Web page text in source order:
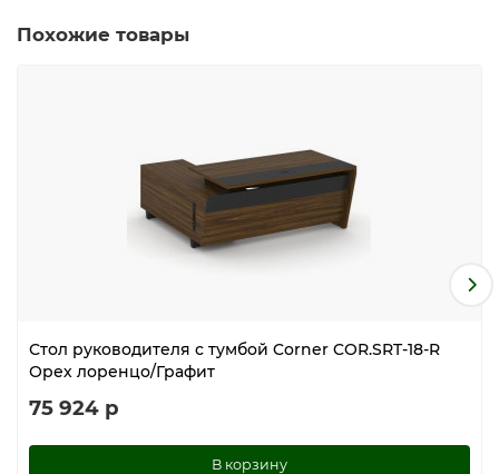
Похожие товары
Стол руководителя с тумбой Corner COR.SRT-18-R
Орех лоренцо/Графит
75 924 р
В корзину